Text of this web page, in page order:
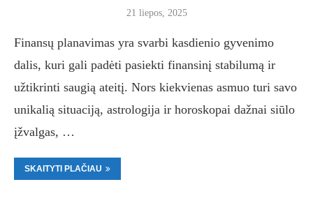
21 liepos, 2025
Finansų planavimas yra svarbi kasdienio gyvenimo
dalis, kuri gali padėti pasiekti finansinį stabilumą ir
užtikrinti saugią ateitį. Nors kiekvienas asmuo turi savo
unikalią situaciją, astrologija ir horoskopai dažnai siūlo
įžvalgas, …
SKAITYTI PLAČIAU